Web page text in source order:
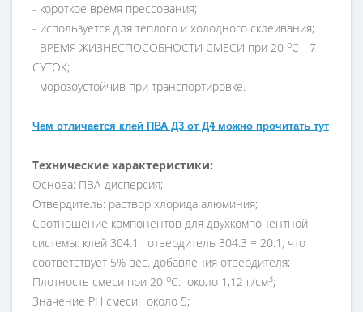
- короткое время прессования;
- используется для теплого и холодного склеивания;
- ВРЕМЯ ЖИЗНЕСПОСОБНОСТИ СМЕСИ при 20 оС - 7
СУТОК;
- морозоустойчив при транспортировке.
Чем отличается клей ПВА Д3 от Д4 можно прочитать тут
Технические характеристики:
Основа: ПВА-дисперсия;
Отвердитель: раствор хлорида алюминия;
Соотношение компонентов для двухкомпонентной
системы: клей 304.1 : отвердитель 304.3 = 20:1, что
соответствует 5% вес. добавления отвердителя;
Плотность смеси при 20 оС: около 1,12 г/см3;
Значение PH смеси: около 5;